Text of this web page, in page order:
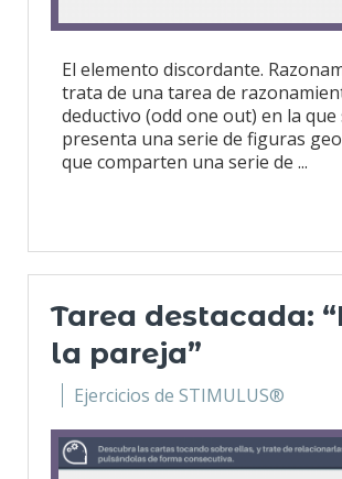
El elemento discordante.
trata de una tarea de
deductivo (odd one out) en la que
presenta una serie de figuras
que comparten una serie de ...
Tarea destacada:
la pareja”
Ejercicios de STIMULUS®